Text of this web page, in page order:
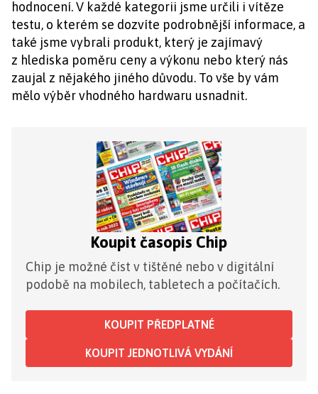
hodnocení. V každé kategorii jsme určili i vítěze
testu, o kterém se dozvíte podrobnější informace, a
také jsme vybrali produkt, který je zajímavý
z hlediska poměru ceny a výkonu nebo který nás
zaujal z nějakého jiného důvodu. To vše by vám
mělo výběr vhodného hardwaru usnadnit.
Koupit časopis Chip
Chip je možné číst v tištěné nebo v digitální
podobě na mobilech, tabletech a počítačích.
KOUPIT PŘEDPLATNÉ
KOUPIT JEDNOTLIVÁ VYDÁNÍ